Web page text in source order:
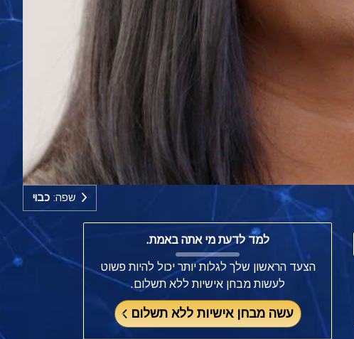
שפה: כבוי
למד לדעת מי אתה באמת.
הצעד הראשון שלך לגלות יותר יכול להיות פשוט
לעשות מבחן אישיות ללא תשלום.
עשה מבחן אישיות ללא תשלום